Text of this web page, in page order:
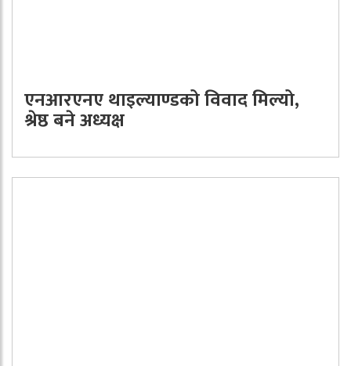
एनआरएनए थाइल्याण्डको विवाद मिल्यो,
श्रेष्ठ बने अध्यक्ष